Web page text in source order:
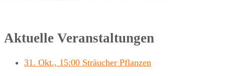
Aktuelle Veranstaltungen
31. Okt., 15:00 Sträucher Pflanzen